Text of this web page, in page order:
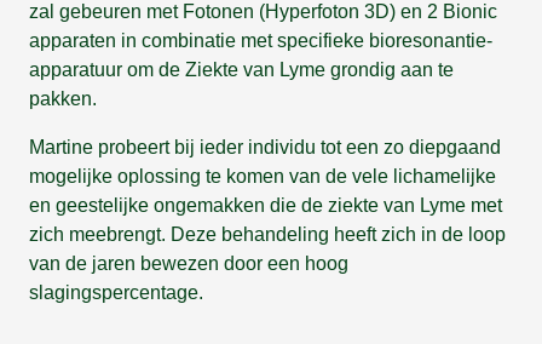
zal gebeuren met Fotonen (Hyperfoton 3D) en 2 Bionic
apparaten in combinatie met specifieke bioresonantie-
apparatuur om de Ziekte van Lyme grondig aan te
pakken.
Martine probeert bij ieder individu tot een zo diepgaand
mogelijke oplossing te komen van de vele lichamelijke
en geestelijke ongemakken die de ziekte van Lyme met
zich meebrengt. Deze behandeling heeft zich in de loop
van de jaren bewezen door een hoog
slagingspercentage.